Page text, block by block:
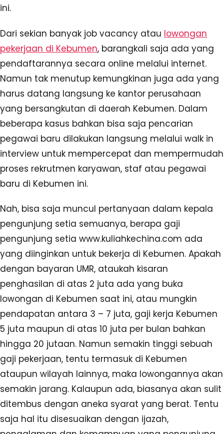
ini.
Dari sekian banyak job vacancy atau lowongan
pekerjaan di Kebumen, barangkali saja ada yang
pendaftarannya secara online melalui internet.
Namun tak menutup kemungkinan juga ada yang
harus datang langsung ke kantor perusahaan
yang bersangkutan di daerah Kebumen. Dalam
beberapa kasus bahkan bisa saja pencarian
pegawai baru dilakukan langsung melalui walk in
interview untuk mempercepat dan mempermudah
proses rekrutmen karyawan, staf atau pegawai
baru di Kebumen ini.
Nah, bisa saja muncul pertanyaan dalam kepala
pengunjung setia semuanya, berapa gaji
pengunjung setia www.kuliahkechina.com ada
yang diinginkan untuk bekerja di Kebumen. Apakah
dengan bayaran UMR, ataukah kisaran
penghasilan di atas 2 juta ada yang buka
lowongan di Kebumen saat ini, atau mungkin
pendapatan antara 3 – 7 juta, gaji kerja Kebumen
5 juta maupun di atas 10 juta per bulan bahkan
hingga 20 jutaan. Namun semakin tinggi sebuah
gaji pekerjaan, tentu termasuk di Kebumen
ataupun wilayah lainnya, maka lowongannya akan
semakin jarang. Kalaupun ada, biasanya akan sulit
ditembus dengan aneka syarat yang berat. Tentu
saja hal itu disesuaikan dengan ijazah,